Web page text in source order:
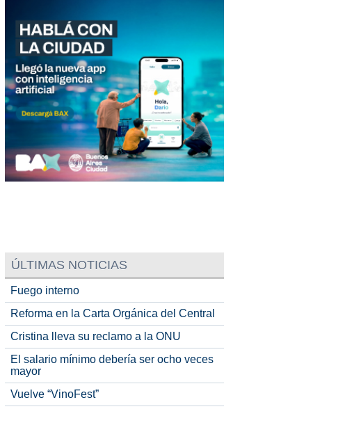
ÚLTIMAS NOTICIAS
Fuego interno
Reforma en la Carta Orgánica del Central
Cristina lleva su reclamo a la ONU
El salario mínimo debería ser ocho veces
mayor
Vuelve “VinoFest”